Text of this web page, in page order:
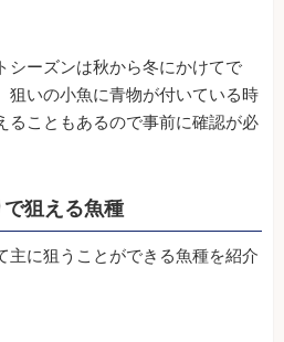
シーズンは秋から冬にかけてで
狙いの小魚に青物が付いている時
ることもあるので事前に確認が必
狙える魚種
主に狙うことができる魚種を紹介